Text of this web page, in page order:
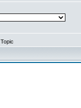
Topic